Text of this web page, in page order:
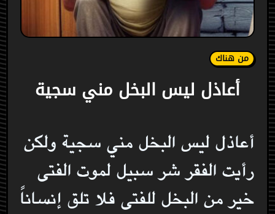
من هناك
أعاذل ليس البخل مني سجية
أعاذل ليس البخل مني سجية ولكن
رأيت الفقر شر سبيل لموت الفتى
خير من البخل للفتى فلا تلق إنساناً